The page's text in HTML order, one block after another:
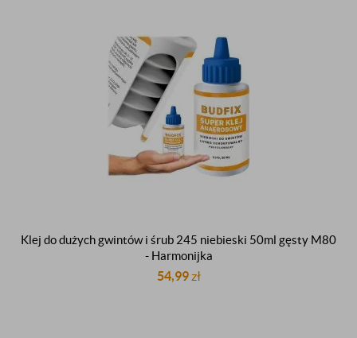
Klej do dużych gwintów i śrub 245 niebieski 50ml gęsty M80
- Harmonijka
54,99zł